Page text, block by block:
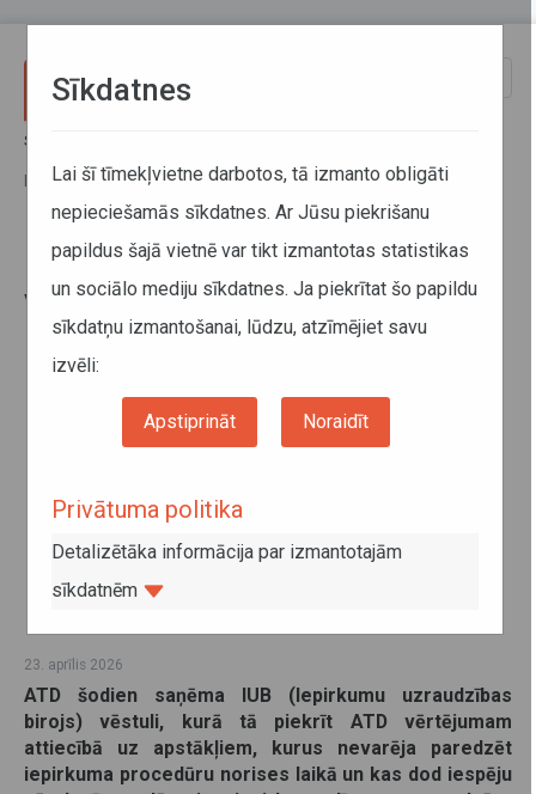
Sākums
līgumu indeksācijas biežuma maiņu
IUB piekrīt ATD sagatavotajam
vērtējumam attiecībā uz
ilgtermiņa līgumu indeksācijas
biežuma maiņu
23. aprīlis 2026
ATD šodien saņēma IUB (Iepirkumu uzraudzības
birojs) vēstuli, kurā tā piekrīt ATD vērtējumam
attiecībā uz apstākļiem, kurus nevarēja paredzēt
iepirkuma procedūru norises laikā un kas dod iespēju
Sīkdatnes
Lai šī tīmekļvietne darbotos, tā izmanto obligāti
nepieciešamās sīkdatnes. Ar Jūsu piekrišanu
papildus šajā vietnē var tikt izmantotas statistikas
un sociālo mediju sīkdatnes. Ja piekrītat šo papildu
sīkdatņu izmantošanai, lūdzu, atzīmējiet savu
izvēli:
Apstiprināt Noraidīt
Privātuma politika
Detalizētāka informācija par izmantotajām
sīkdatnēm